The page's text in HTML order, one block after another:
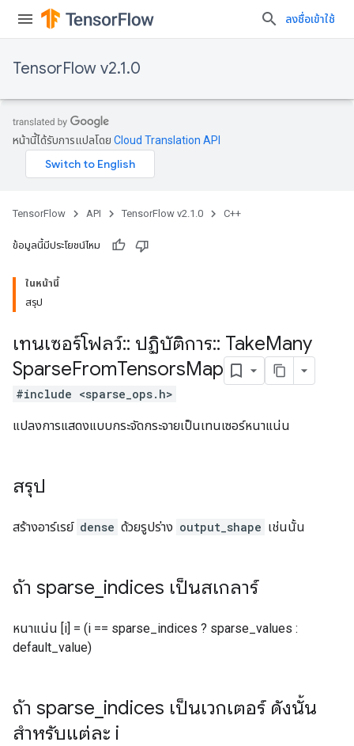
ลงชื่อเข้าใช้
TensorFlow v2.1.0
หน้านี้ได้รับการแปลโดย Cloud Translation API
TensorFlow API TensorFlow v2.1.0 C++
ข้อมูลนี้มีประโยชน์ไหม
ในหน้านี้
สรุป
เทนเซอร์โฟลว์:: ปฏิบัติการ:: TakeMany
SparseFromTensorsMap
#include <sparse_ops.h>
แปลงการแสดงแบบกระจัดกระจายเป็นเทนเซอร์หนาแน่น
สรุป
สร้างอาร์เรย์ dense ด้วยรูปร่าง output_shape เช่นนั้น
ถ้า sparse indices เป็นสเกลาร์
หนาแน่น [i] = (i == sparse_indices ? sparse_values ​​:
default_value)
ถ้า sparse indices เป็นเวกเตอร์ ดังนั้น
สำหรับแต่ละ i